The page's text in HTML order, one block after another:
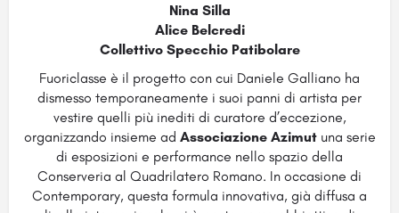
Nina Silla
Alice Belcredi
Collettivo Specchio Patibolare
Fuoriclasse è il progetto con cui Daniele Galliano ha
dismesso temporaneamente i suoi panni di artista per
vestire quelli più inediti di curatore d’eccezione,
organizzando insieme ad Associazione Azimutuna serie
di esposizioni e performance nello spazio della
Conserveria al Quadrilatero Romano. In occasione di
Contemporary, questa formula innovativa, già diffusa a